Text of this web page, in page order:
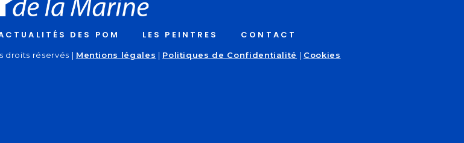
DES POM LES PEINTRES CONTACT
droits réservés | Mentions légales | Politiques de Confidentialité | Cookies